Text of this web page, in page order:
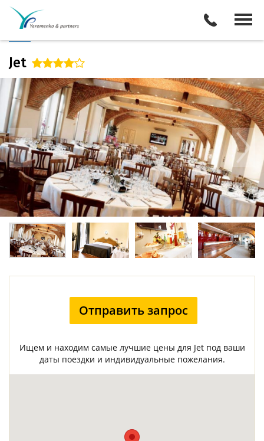
Описание отеля
Все туры
Jet
Отправить запрос
Ищем и находим самые лучшие цены для Jet под ваши
даты поездки и индивидуальные пожелания.